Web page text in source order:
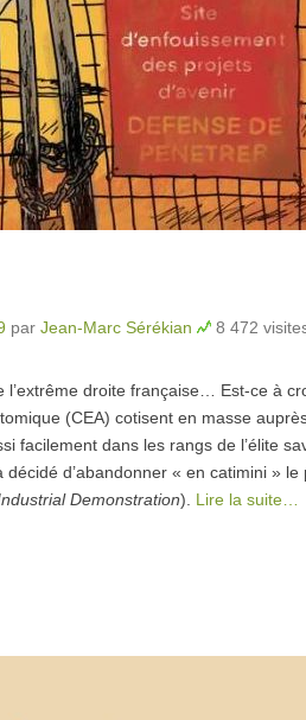
par Jean-Marc Sérékian 8 472
l’extrême droite française… Est-ce à
(CEA) cotisent en masse
facilement dans les rangs de l’élite
décidé d’abandonner « en catimini » le
Demonstration). Lire la suite…